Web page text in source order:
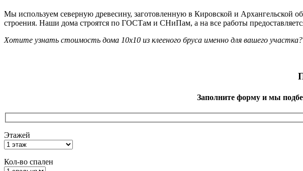
Мы используем северную древесину, заготовленную в Кировской и Архангельской
строения. Наши дома строятся по ГОСТам и СНиПам, а на все работы
Хотите узнать стоимость дома 10х10 из клееного бруса именно для вашего
Заполните форму и мы
Этажей
Кол-во спален